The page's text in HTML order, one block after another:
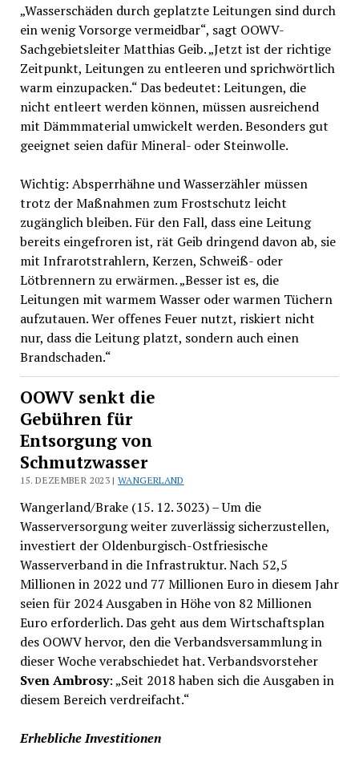
„Wasserschäden durch geplatzte Leitungen sind durch
ein wenig Vorsorge vermeidbar“, sagt OOWV-
Sachgebietsleiter Matthias Geib. „Jetzt ist der richtige
Zeitpunkt, Leitungen zu entleeren und sprichwörtlich
warm einzupacken.“ Das bedeutet: Leitungen, die
nicht entleert werden können, müssen ausreichend
mit Dämmmaterial umwickelt werden. Besonders gut
geeignet seien dafür Mineral- oder Steinwolle.
Wichtig: Absperrhähne und Wasserzähler müssen
trotz der Maßnahmen zum Frostschutz leicht
zugänglich bleiben. Für den Fall, dass eine Leitung
bereits eingefroren ist, rät Geib dringend davon ab, sie
mit Infrarotstrahlern, Kerzen, Schweiß- oder
Lötbrennern zu erwärmen. „Besser ist es, die
Leitungen mit warmem Wasser oder warmen Tüchern
aufzutauen. Wer offenes Feuer nutzt, riskiert nicht
nur, dass die Leitung platzt, sondern auch einen
Brandschaden.“
OOWV senkt die
Gebühren für
Entsorgung von
Schmutzwasser
15. DEZEMBER 2023 |WANGERLAND
Wangerland/Brake (15. 12. 3023) – Um die
Wasserversorgung weiter zuverlässig sicherzustellen,
investiert der Oldenburgisch-Ostfriesische
Wasserverband in die Infrastruktur. Nach 52,5
Millionen in 2022 und 77 Millionen Euro in diesem Jahr
seien für 2024 Ausgaben in Höhe von 82 Millionen
Euro erforderlich. Das geht aus dem Wirtschaftsplan
des OOWV hervor, den die Verbandsversammlung in
dieser Woche verabschiedet hat. Verbandsvorsteher
Sven Ambrosy: „Seit 2018 haben sich die Ausgaben in
diesem Bereich verdreifacht.“
Erhebliche Investitionen